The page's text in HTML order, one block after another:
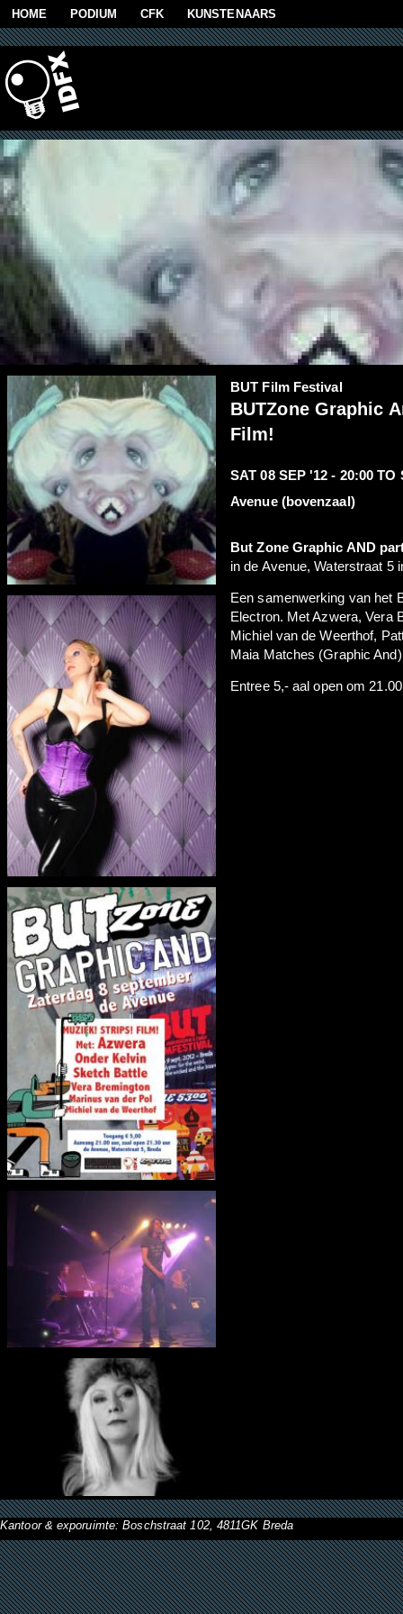
Skip to main content
HOME PODIUM CFK KUNSTENAARS
BUT Film Festival
BUTZone Graphic
Film!
SAT 08 SEP '12 - 20:00 TO
Avenue (bovenzaal)
But Zone Graphic AND
in de Avenue, Waterstraat 5
Een samenwerking van het
Electron. Met Azwera, Vera
Michiel van de Weerthof,
Maia Matches (Graphic
Entree 5,- aal open om
Kantoor & exporuimte: Boschstraat 102, 4811GK Breda